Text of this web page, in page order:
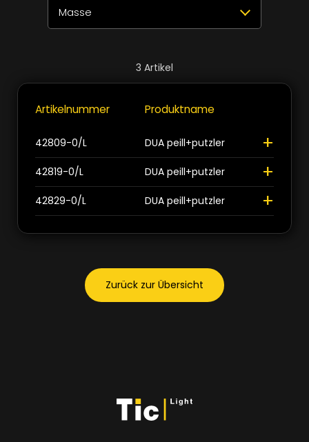
DUA peill+putzler 3
Schliessen
Alle auswählen ✕
3090lm 1
4120lm
Schliessen
Masse
A / b / c 3
3 Artikel
Artikelnummer Produktname
42809-0/L DUA peill+putzler +
42819-0/L DUA peill+putzler +
42829-0/L DUA peill+putzler +
Zurück zur Übersicht
>